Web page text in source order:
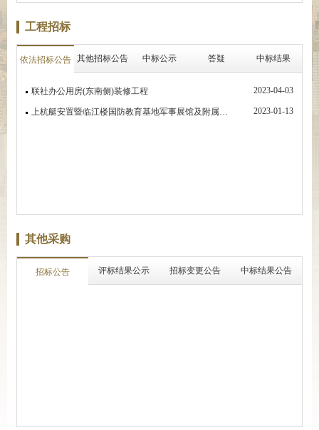
工程招标
依法招标公告 其他招标公告 中标公示 答疑 中标结果
联社办公用房(东南侧)装修工程 2023-04-03
上杭艇安置暨临江楼国防教育基地军事展馆及附属工程 2023-01-13
其他采购
招标公告 评标结果公示 招标变更公告 中标结果公告